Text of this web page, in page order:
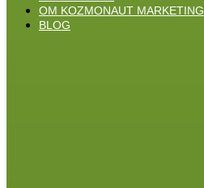
OM KOZMONAUT MARKETING
BLOG